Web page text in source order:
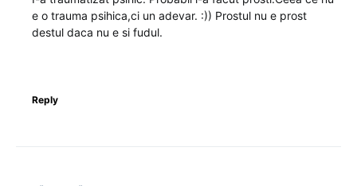
e o trauma psihica,ci un adevar. :)) Prostul nu e prost
destul daca nu e si fudul.
Reply